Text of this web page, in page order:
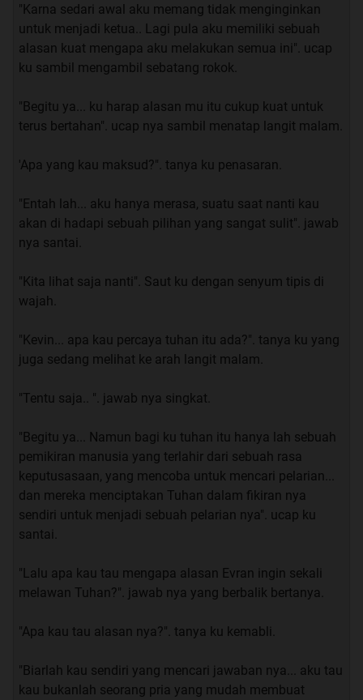
“Menurutku sudah”. saut ku
“Aku butuh masukan, aku merasa ada yang kurang
“maaf… maaf… baiklah kalau begitu, akan lebih baik jika
nya”. Jawab ku
Quote:
WAJIB DI BACA
beberapa hal yang mendasari cerita ini :
A.Cerita ini terjadi terhadap seorang kenalan dari
sahabat saya, dan beliau adalah seorang wanita dan
sebut saja beliau Yuko.
B.Dan cerita ini akan mengambil sudut pandang utama
dari Romi, yaitu teman saya.
C.Cerita yang akan saya cerita kan di bawah ini tidak
mungkin hanya sekitar 30%, dan sisa nya adalah
Bumbu-Bumbu dari imajinasi saya sendiri
kuliah semester 3
seluruh pihak yang terlibat dalam cerita ini, dan tentu
saja saya akan menyamarkan nama-nama mereka.
"Karna sedari awal aku memang tidak menginginkan
untuk menjadi ketua.. Lagi pula aku memiliki sebuah
alasan kuat mengapa aku melakukan semua ini". ucap
ku sambil mengambil sebatang rokok.
"Begitu ya... ku harap alasan mu itu cukup kuat untuk
terus bertahan". ucap nya sambil menatap langit malam.
'Apa yang kau maksud?". tanya ku penasaran.
"Entah lah... aku hanya merasa, suatu saat nanti kau
akan di hadapi sebuah pilihan yang sangat sulit". jawab
nya santai.
"Kita lihat saja nanti". Saut ku dengan senyum tipis di
wajah.
"Kevin... apa kau percaya tuhan itu ada?". tanya ku yang
juga sedang melihat ke arah langit malam.
"Tentu saja.. ". jawab nya singkat.
"Begitu ya... Namun bagi ku tuhan itu hanya lah sebuah
pemikiran manusia yang terlahir dari sebuah rasa
keputusasaan, yang mencoba untuk mencari pelarian...
dan mereka menciptakan Tuhan dalam fikiran nya
sendiri untuk menjadi sebuah pelarian nya". ucap ku
santai.
"Lalu apa kau tau mengapa alasan Evran ingin sekali
melawan Tuhan?". jawab nya yang berbalik bertanya.
"Apa kau tau alasan nya?". tanya ku kemabli.
"Biarlah kau sendiri yang mencari jawaban nya... aku tau
kau bukanlah seorang pria yang mudah membuat